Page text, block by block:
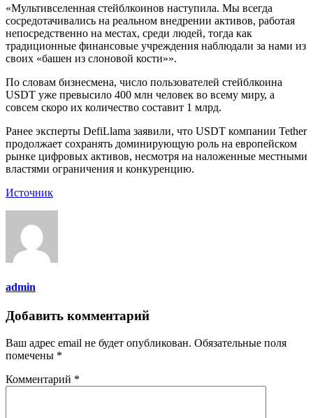
«Мультивселенная стейблкоинов наступила. Мы всегда
сосредотачивались на реальном внедрении активов, работая
непосредственно на местах, среди людей, тогда как
традиционные финансовые учреждения наблюдали за нами из
своих «башен из слоновой кости»».
По словам бизнесмена, число пользователей стейблкоина
USDT уже превысило 400 млн человек во всему миру, а
совсем скоро их количество составит 1 млрд.
Ранее эксперты DefiLlama заявили, что USDT компании Tether
продолжает сохранять доминирующую роль на европейском
рынке цифровых активов, несмотря на наложенные местными
властями ограничения и конкуренцию.
Источник
admin
Добавить комментарий
Ваш адрес email не будет опубликован. Обязательные поля
помечены *
Комментарий *